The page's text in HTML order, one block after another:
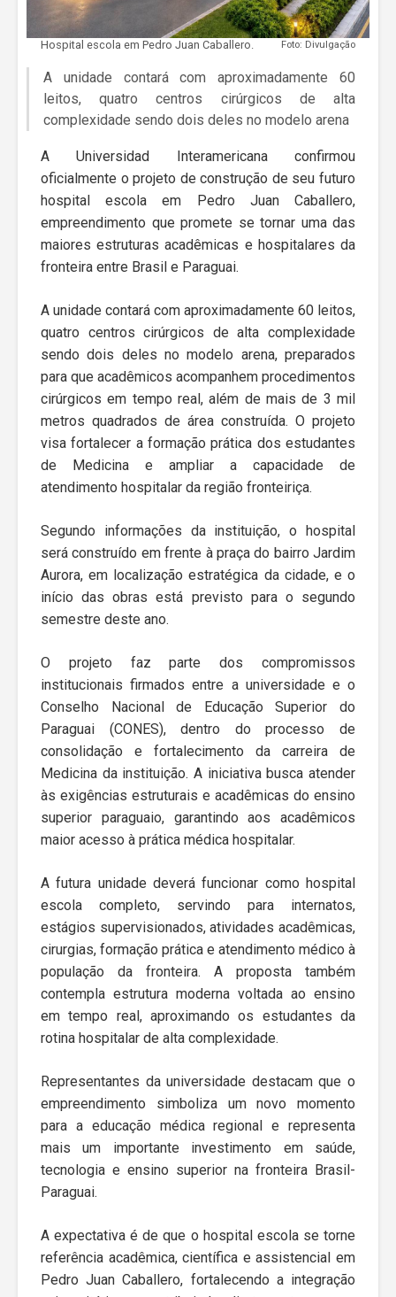
Hospital escola em Pedro Juan Caballero. Foto: Divulgação
A unidade contará com aproximadamente 60
leitos, quatro centros cirúrgicos de alta
complexidade sendo dois deles no modelo arena
A Universidad Interamericana confirmou
oficialmente o projeto de construção de seu futuro
hospital escola em Pedro Juan Caballero,
empreendimento que promete se tornar uma das
maiores estruturas acadêmicas e hospitalares da
fronteira entre Brasil e Paraguai.
A unidade contará com aproximadamente 60 leitos,
quatro centros cirúrgicos de alta complexidade
sendo dois deles no modelo arena, preparados
para que acadêmicos acompanhem procedimentos
cirúrgicos em tempo real, além de mais de 3 mil
metros quadrados de área construída. O projeto
visa fortalecer a formação prática dos estudantes
de Medicina e ampliar a capacidade de
atendimento hospitalar da região fronteiriça.
Segundo informações da instituição, o hospital
será construído em frente à praça do bairro Jardim
Aurora, em localização estratégica da cidade, e o
início das obras está previsto para o segundo
semestre deste ano.
O projeto faz parte dos compromissos
institucionais firmados entre a universidade e o
Conselho Nacional de Educação Superior do
Paraguai (CONES), dentro do processo de
consolidação e fortalecimento da carreira de
Medicina da instituição. A iniciativa busca atender
às exigências estruturais e acadêmicas do ensino
superior paraguaio, garantindo aos acadêmicos
maior acesso à prática médica hospitalar.
A futura unidade deverá funcionar como hospital
escola completo, servindo para internatos,
estágios supervisionados, atividades acadêmicas,
cirurgias, formação prática e atendimento médico à
população da fronteira. A proposta também
contempla estrutura moderna voltada ao ensino
em tempo real, aproximando os estudantes da
rotina hospitalar de alta complexidade.
Representantes da universidade destacam que o
empreendimento simboliza um novo momento
para a educação médica regional e representa
mais um importante investimento em saúde,
tecnologia e ensino superior na fronteira Brasil-
Paraguai.
A expectativa é de que o hospital escola se torne
referência acadêmica, científica e assistencial em
Pedro Juan Caballero, fortalecendo a integração